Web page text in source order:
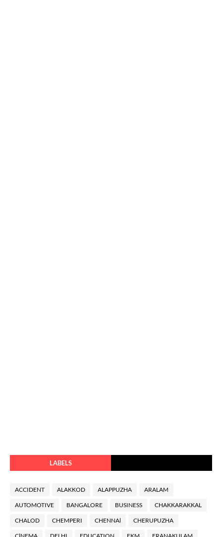
LABELS
ACCIDENT ALAKKOD ALAPPUZHA ARALAM
AUTOMOTIVE BANGALORE BUSINESS CHAKKARAKKAL
CHALOD CHEMPERI CHENNAl CHERUPUZHA